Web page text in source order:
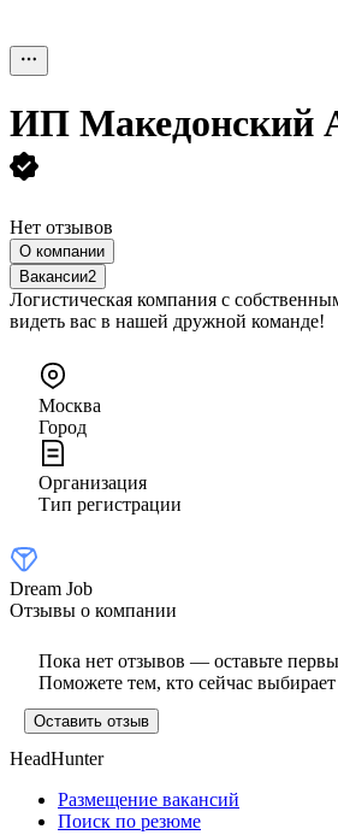
ИП Македонский
Нет отзывов
О компании
Вакансии2
Логистическая компания с
видеть вас в нашей дружной команде!
Москва
Город
Организация
Тип регистрации
Dream Job
Отзывы о компании
Пока нет отзывов — оставьте
Поможете тем, кто сейчас
Оставить отзыв
HeadHunter
Размещение вакансий
Поиск по резюме